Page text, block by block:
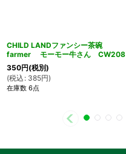
CHILD LANDファンシー茶碗
farmer モーモー牛さん CW208
350円(税別)
(税込 : 385円)
在庫数 6点